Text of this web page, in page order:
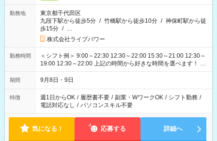
勤務地
東京都千代田区
九段下駅から徒歩5分 / 竹橋駅から徒歩10分 / 神保町駅から徒
歩15分 / …
株式会社ライブパワー
勤務時間
＜シフト例＞ 9:00～22:30 12:30～22:00 15:30～21:00 12:30～
19:00 12:30～22:00 上記の時間から好きな時間を選べます！ ※
時間は変更となる可能性があります
期間 9月8日・9日
特徴 週1日からOK / 履歴書不要 / 副業・WワークOK / シフト勤務 /
電話対応なし / パソコンスキル不要
気になる！ 応募する 詳細へ